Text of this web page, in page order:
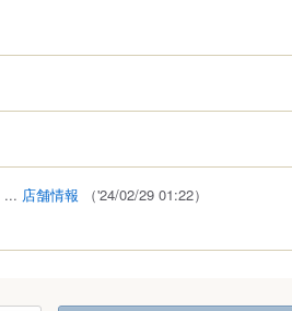
... 店舗情報 （'24/02/29 01:22）